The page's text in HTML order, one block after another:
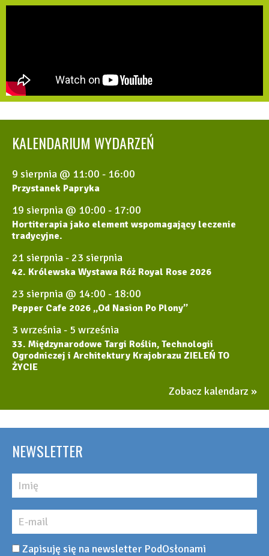
KALENDARIUM WYDARZEŃ
9 sierpnia @ 11:00 - 16:00
Przystanek Papryka
19 sierpnia @ 10:00 - 17:00
Hortiterapia jako element wspomagający leczenie
tradycyjne.
21 sierpnia- 23 sierpnia
42. Królewska Wystawa Róż Royal Rose 2026
23 sierpnia @ 14:00 - 18:00
Pepper Cafe 2026 „Od Nasion Po Plony”
3 września- 5 września
33. Międzynarodowe Targi Roślin, Technologii
Ogrodniczej i Architektury Krajobrazu ZIELEŃ TO
ŻYCIE
Zobacz kalendarz
NEWSLETTER
Zapisuję się na newsletter PodOsłonami